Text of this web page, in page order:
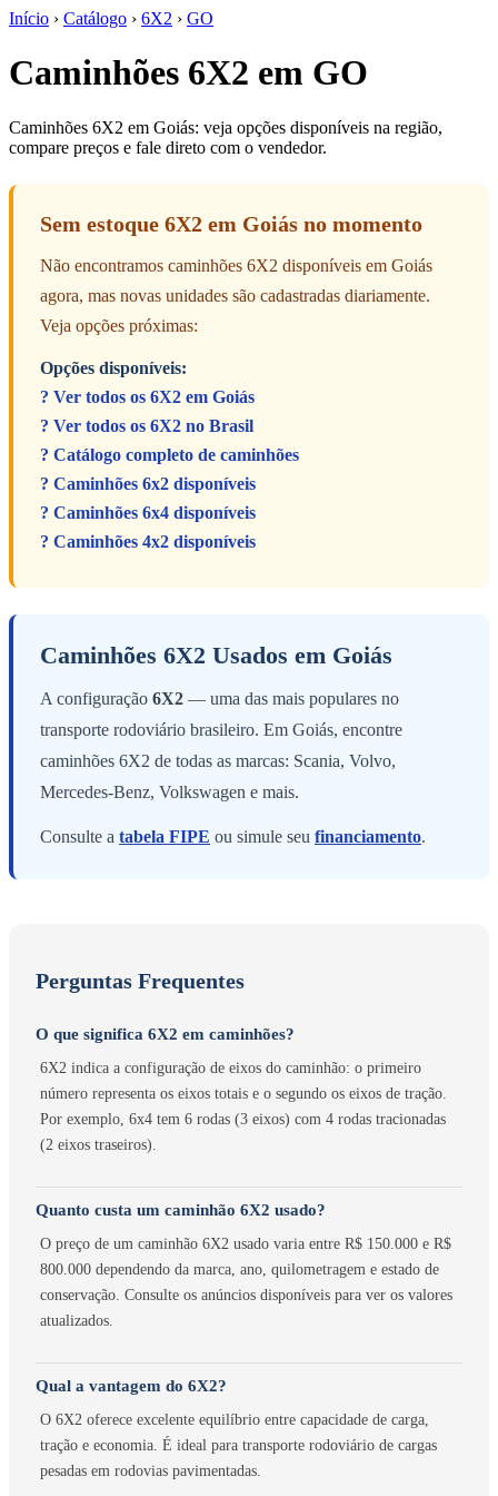
Início › Catálogo › 6X2 › GO
Caminhões 6X2 em GO
Caminhões 6X2 em Goiás: veja opções disponíveis na região,
compare preços e fale direto com o vendedor.
Sem estoque 6X2 em Goiás no momento
Não encontramos caminhões 6X2 disponíveis em Goiás
agora, mas novas unidades são cadastradas diariamente.
Veja opções próximas:
Opções disponíveis:
? Ver todos os 6X2 em Goiás
? Ver todos os 6X2 no Brasil
? Catálogo completo de caminhões
? Caminhões 6x2 disponíveis
? Caminhões 6x4 disponíveis
? Caminhões 4x2 disponíveis
Caminhões 6X2 Usados em Goiás
A configuração 6X2 — uma das mais populares no
transporte rodoviário brasileiro. Em Goiás, encontre
caminhões 6X2 de todas as marcas: Scania, Volvo,
Mercedes-Benz, Volkswagen e mais.
Consulte a tabela FIPE ou simule seu financiamento.
Perguntas Frequentes
O que significa 6X2 em caminhões?
6X2 indica a configuração de eixos do caminhão: o primeiro
número representa os eixos totais e o segundo os eixos de tração.
Por exemplo, 6x4 tem 6 rodas (3 eixos) com 4 rodas tracionadas
(2 eixos traseiros).
Quanto custa um caminhão 6X2 usado?
O preço de um caminhão 6X2 usado varia entre R$ 150.000 e R$
800.000 dependendo da marca, ano, quilometragem e estado de
conservação. Consulte os anúncios disponíveis para ver os valores
atualizados.
Qual a vantagem do 6X2?
O 6X2 oferece excelente equilíbrio entre capacidade de carga,
tração e economia. É ideal para transporte rodoviário de cargas
pesadas em rodovias pavimentadas.